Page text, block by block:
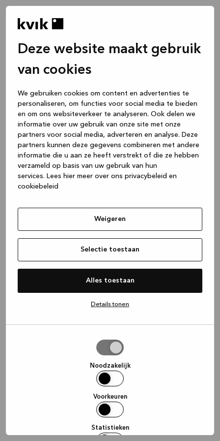
Deze website maakt gebruik
van cookies
We gebruiken cookies om content en advertenties te
personaliseren, om functies voor social media te bieden
en om ons websiteverkeer te analyseren. Ook delen we
informatie over uw gebruik van onze site met onze
partners voor social media, adverteren en analyse. Deze
partners kunnen deze gegevens combineren met andere
informatie die u aan ze heeft verstrekt of die ze hebben
verzameld op basis van uw gebruik van hun
services. Lees hier meer over ons privacybeleid en
cookiebeleid
Weigeren
Selectie toestaan
Alles toestaan
Details tonen
Noodzakelijk
Voorkeuren
Statistieken
(see the browser console for more
information).